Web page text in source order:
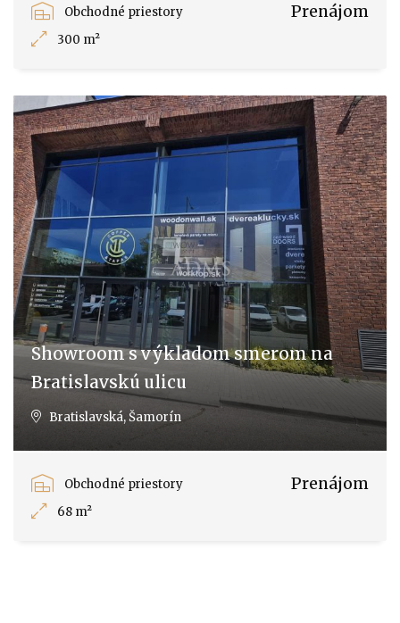
Obchodné priestory
300 m²
Prenájom
Showroom s výkladom smerom na
Bratislavskú ulicu
Bratislavská, Šamorín
Obchodné priestory
68 m²
Prenájom